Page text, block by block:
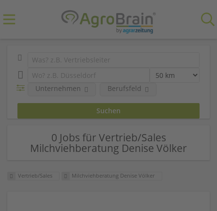
Unternehmen Berufsfeld
0 Jobs für Vertrieb/Sales
Milchviehberatung Denise Völker
Vertrieb/Sales Milchviehberatung Denise Völker